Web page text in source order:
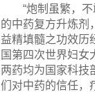
“炮制虽繁，
的中药复方升炼剂
益精填髓之功效历
国第四次世界妇
两药均为国家科技
们对中药的信任，